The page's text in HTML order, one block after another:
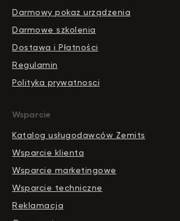
Darmowy pokaz urządzenia
Darmowe szkolenia
Dostawa i Płatności
Regulamin
Polityka prywatnosci
Wsparcie
Katalog usługodawców Zemits
Wsparcie klienta
Wsparcie marketingowe
Wsparcie techniczne
Reklamacja